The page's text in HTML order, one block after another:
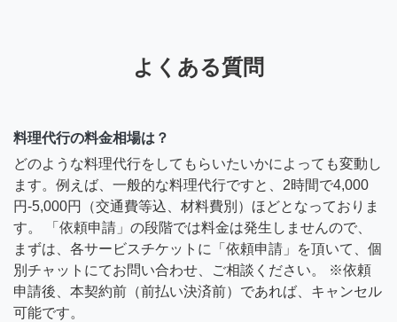
よくある質問
料理代行の料金相場は？
どのような料理代行をしてもらいたいかによっても変動し
ます。例えば、一般的な料理代行ですと、2時間で4,000
円-5,000円（交通費等込、材料費別）ほどとなっておりま
す。 「依頼申請」の段階では料金は発生しませんので、
まずは、各サービスチケットに「依頼申請」を頂いて、個
別チャットにてお問い合わせ、ご相談ください。 ※依頼
申請後、本契約前（前払い決済前）であれば、キャンセル
可能です。